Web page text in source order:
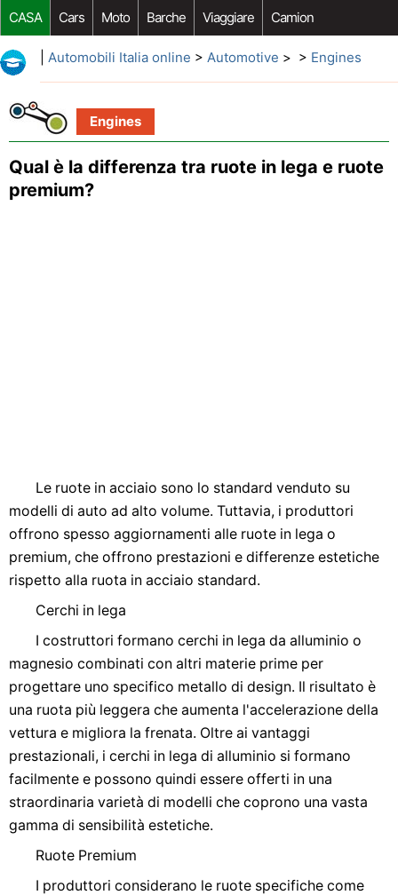
CASA Cars Moto Barche Viaggiare Camion
Riparazione Auto Acquisto Auto Car Opzioni Aftermarket
Automobili Italia online > Automotive > > Engines
Engines
Qual è la differenza tra ruote in lega e ruote
premium?
Le ruote in acciaio sono lo standard venduto su
modelli di auto ad alto volume. Tuttavia, i produttori
offrono spesso aggiornamenti alle ruote in lega o
premium, che offrono prestazioni e differenze estetiche
rispetto alla ruota in acciaio standard.
Cerchi in lega
I costruttori formano cerchi in lega da alluminio o
magnesio combinati con altri materie prime per
progettare uno specifico metallo di design. Il risultato è
una ruota più leggera che aumenta l'accelerazione della
vettura e migliora la frenata. Oltre ai vantaggi
prestazionali, i cerchi in lega di alluminio si formano
facilmente e possono quindi essere offerti in una
straordinaria varietà di modelli che coprono una vasta
gamma di sensibilità estetiche.
Ruote Premium
I produttori considerano le ruote specifiche come